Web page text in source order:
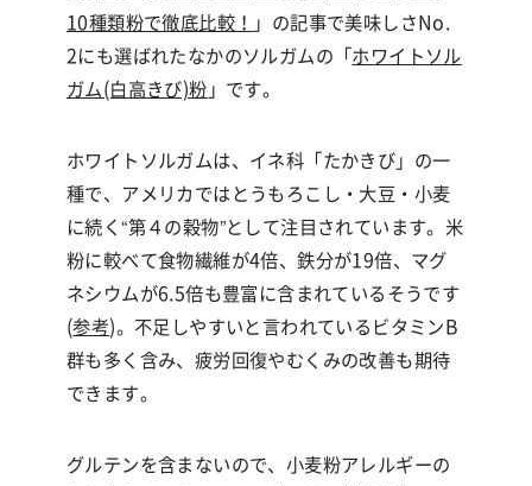
10種類粉で徹底比較！
」の記事で美味しさNo.
2にも選ばれたなかのソルガムの「 ホワイトソル
ガム(白高きび)粉 」です。
ホワイトソルガムは、イネ科「たかきび」の一
種で、アメリカではとうもろこし・大豆・小麦
に続く“第４の穀物”として注目されています。米
粉に較べて食物繊維が4倍、鉄分が19倍、マグ
ネシウムが6.5倍も豊富に含まれているそうです
(参考)。不足しやすいと言われているビタミン B
群も多く含み、疲労回復やむくみの改善も期待
できます。
グルテンを含まないので、小麦粉アレルギーの